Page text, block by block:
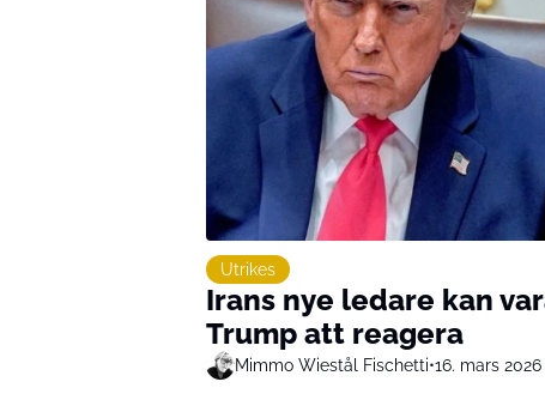
Utrikes
Irans nye ledare kan
Trump att reagera
Mimmo Wiestål Fischetti•16. mars 2026